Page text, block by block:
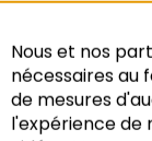
« Le
Le bilan
Nous et nos
nécessaires au
de mesures
l'expérience de